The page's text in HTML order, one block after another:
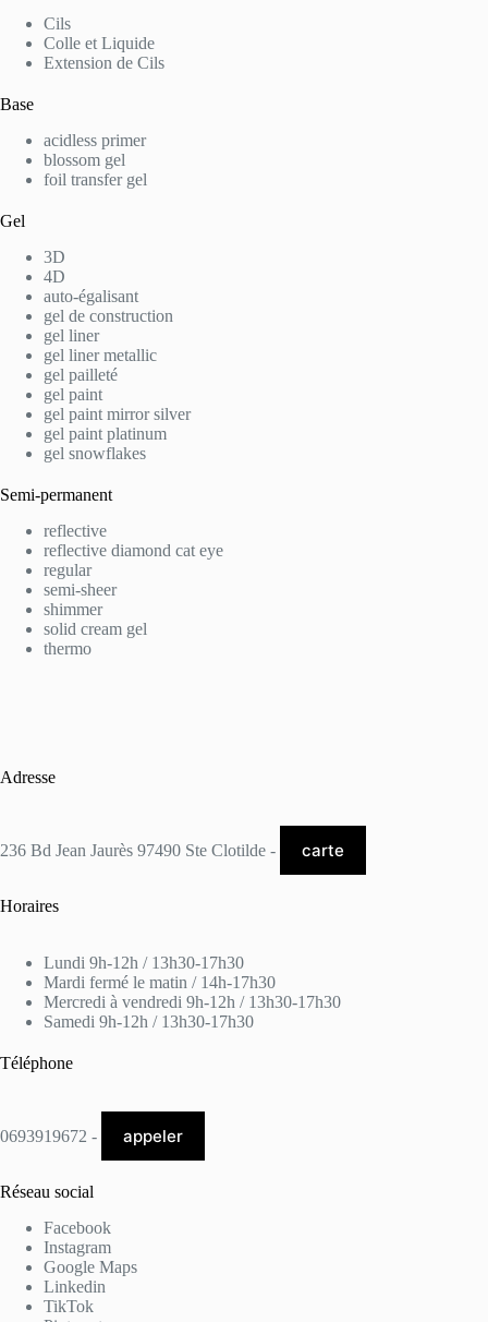
Cils
Colle et Liquide
Extension de Cils
Base
acidless primer
blossom gel
foil transfer gel
Gel
3D
4D
auto-égalisant
gel de construction
gel liner
gel liner metallic
gel pailleté
gel paint
gel paint mirror silver
gel paint platinum
gel snowflakes
Semi-permanent
reflective
reflective diamond cat eye
regular
semi-sheer
shimmer
solid cream gel
thermo
Adresse
236 Bd Jean Jaurès 97490 Ste Clotilde - carte
Horaires
Lundi 9h-12h / 13h30-17h30
Mardi fermé le matin / 14h-17h30
Mercredi à vendredi 9h-12h / 13h30-17h30
Samedi 9h-12h / 13h30-17h30
Téléphone
0693919672 - appeler
Réseau social
Facebook
Instagram
Google Maps
Linkedin
TikTok